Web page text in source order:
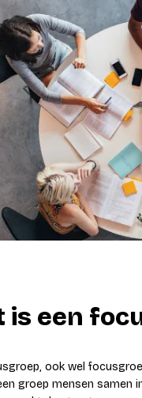
is een
ook wel
groep mensen samen